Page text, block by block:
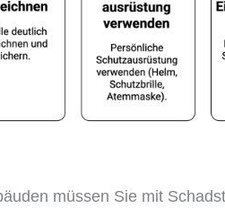
müssen Sie mit